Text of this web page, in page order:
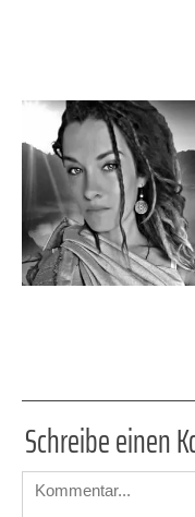
Schreibe einen